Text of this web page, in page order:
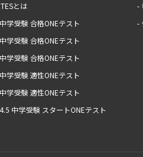
とは
学受験 合格ONEテスト
学受験 合格ONEテスト
学受験 合格ONEテスト
学受験 適性ONEテスト
学受験 適性ONEテスト
中学受験 スタートONEテスト